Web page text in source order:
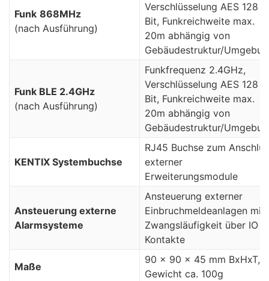
Funk 868MHz
(nach Ausführung)
Verschlüsselung AES 128
Bit, Funkreichweite max.
20m abhängig von
Gebäudestruktur/
Funk BLE 2.4GHz
(nach Ausführung)
Funkfrequenz 2.4GHz,
Verschlüsselung AES 128
Bit, Funkreichweite max.
20m abhängig von
Gebäudestruktur/
KENTIX Systembuchse
RJ45 Buchse zum
externer
Erweiterungsmodule
Ansteuerung externe
Alarmsysteme
Ansteuerung externer
Einbruchmeldeanlagen mit
Zwangsläufigkeit über IO
Kontakte
Maße
90 x 90 x 45 mm BxHxT,
Gewicht ca. 100g